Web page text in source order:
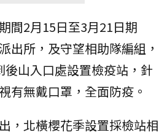
間2月15日至3月21日期
出所，及守望相助隊編組，
後山入口處設置檢疫站，針
有無戴口罩，全面防疫。
，北橫櫻花季設置採檢站相